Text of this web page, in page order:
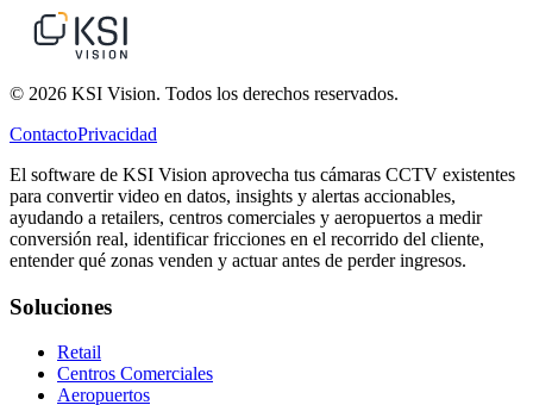
© 2026 KSI Vision. Todos los derechos reservados.
ContactoPrivacidad
El software de KSI Vision aprovecha tus cámaras CCTV existentes
para convertir video en datos, insights y alertas accionables,
ayudando a retailers, centros comerciales y aeropuertos a medir
conversión real, identificar fricciones en el recorrido del cliente,
entender qué zonas venden y actuar antes de perder ingresos.
Soluciones
Retail
Centros Comerciales
Aeropuertos